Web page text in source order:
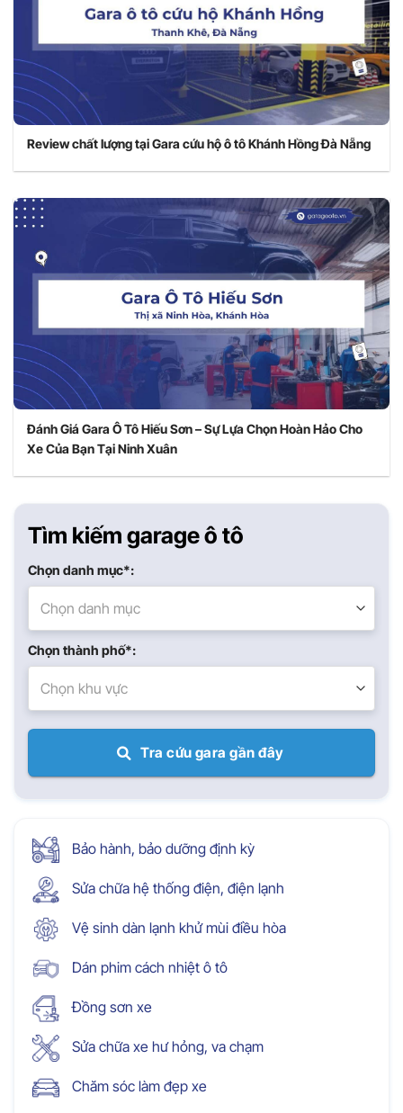
Review chất lượng tại Gara cứu hộ ô tô Khánh Hồng Đà Nẵng
Đánh Giá Gara Ô Tô Hiếu Sơn – Sự Lựa Chọn Hoàn Hảo Cho
Xe Của Bạn Tại Ninh Xuân
Tìm kiếm garage ô tô
Chọn danh mục*:
Chọn danh mục
Chọn thành phố*:
Chọn khu vực
Tra cứu gara gần đây
Bảo hành, bảo dưỡng định kỳ
Sửa chữa hệ thống điện, điện lạnh
Vệ sinh dàn lạnh khử mùi điều hòa
Dán phim cách nhiệt ô tô
Đồng sơn xe
Sửa chữa xe hư hỏng, va chạm
Chăm sóc làm đẹp xe